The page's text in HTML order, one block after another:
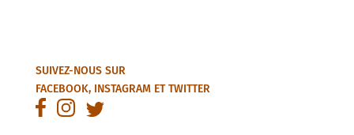
SUIVEZ-NOUS SUR
FACEBOOK, INSTAGRAMETTWITTER